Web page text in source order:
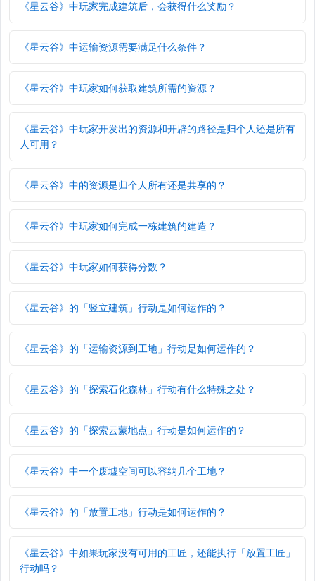
《星云谷》中玩家完成建筑后，会获得什么奖励？
《星云谷》中运输资源需要满足什么条件？
《星云谷》中玩家如何获取建筑所需的资源？
《星云谷》中玩家开发出的资源和开辟的路径是归个人还是所有
人可用？
《星云谷》中的资源是归个人所有还是共享的？
《星云谷》中玩家如何完成一栋建筑的建造？
《星云谷》中玩家如何获得分数？
《星云谷》的「竖立建筑」行动是如何运作的？
《星云谷》的「运输资源到工地」行动是如何运作的？
《星云谷》的「探索石化森林」行动有什么特殊之处？
《星云谷》的「探索云蒙地点」行动是如何运作的？
《星云谷》中一个废墟空间可以容纳几个工地？
《星云谷》的「放置工地」行动是如何运作的？
《星云谷》中如果玩家没有可用的工匠，还能执行「放置工匠」
行动吗？